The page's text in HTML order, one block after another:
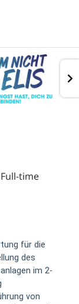
Full-time
für die
des
im 2-
von